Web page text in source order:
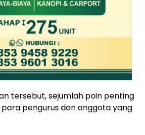
tersebut, sejumlah poin penting
pengurus dan anggota yang